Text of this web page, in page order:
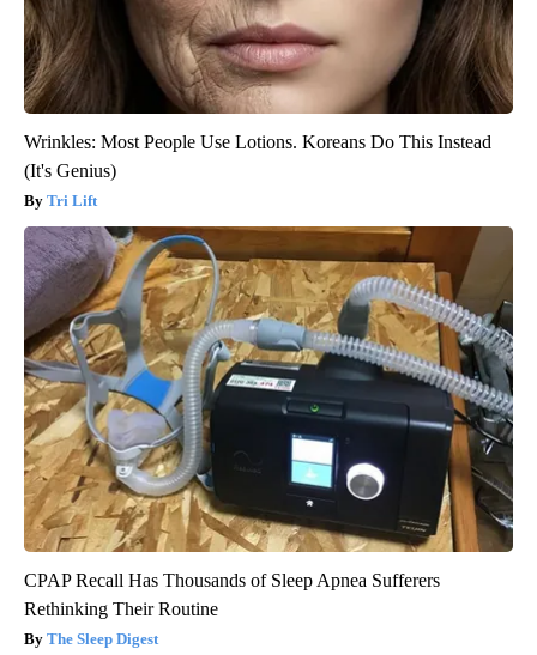
Wrinkles: Most People Use Lotions. Koreans Do This Instead
(It's Genius)
Tri Lift
CPAP Recall Has Thousands of Sleep Apnea Sufferers
Rethinking Their Routine
The Sleep Digest